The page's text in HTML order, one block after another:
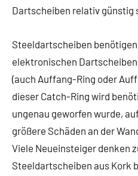
Dartscheiben relativ günstig
Steeldartscheiben
elektronischen
(auch Auffang-Ring oder
dieser Catch-Ring wird
ungenau geworfen wurde,
größere Schäden an der
Viele Neueinsteiger denken
Steeldartscheiben aus Kork